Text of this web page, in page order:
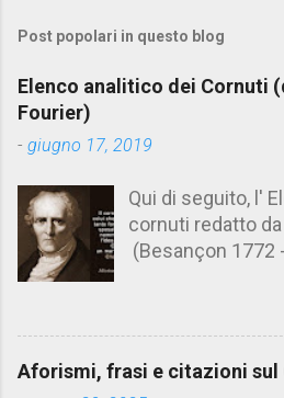
m
e
n
t
Post popolari in questo blog
Elenco analitico dei Cornuti
Fourier)
- giugno 17, 2019
Qui di seguito, l'
cornuti redatto
(Besançon 1772
Aforismario trovi
cornuto
Aforismi, frasi e citazioni sul